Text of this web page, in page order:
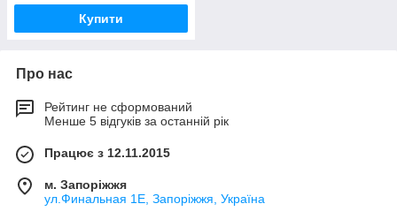
Купити
Про нас
Рейтинг не сформований
Менше 5 відгуків за останній рік
Працює з 12.11.2015
м. Запоріжжя
ул.Финальная 1Е, Запоріжжя, Україна